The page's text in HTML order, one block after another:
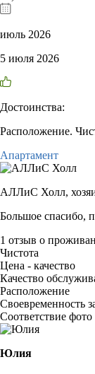
июль 2026
5 июля 2026
Достоинства:
Расположение.
Апартамент
АЛЛиС Холл,
Большое спасибо,
1 отзыв о
Чистота
Цена - качество
Качество
Расположение
Своевременность
Соответствие фото
Юлия